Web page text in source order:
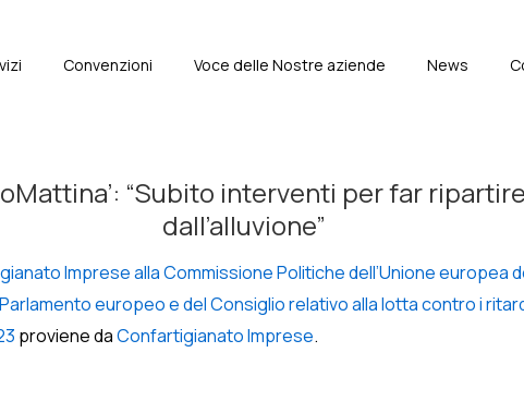
Convenzioni Voce delle Nostre aziende News
“Subito interventi per far
dall’alluvione”
Imprese alla Commissione Politiche dell’Unione europea
europeo e del Consiglio relativo alla lotta contro i
proviene daConfartigianato Imprese.